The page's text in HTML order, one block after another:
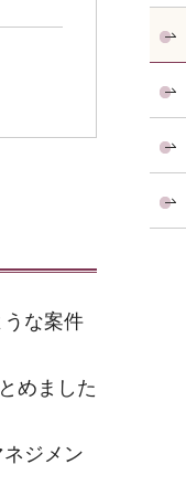
な案件
めました
ジメン